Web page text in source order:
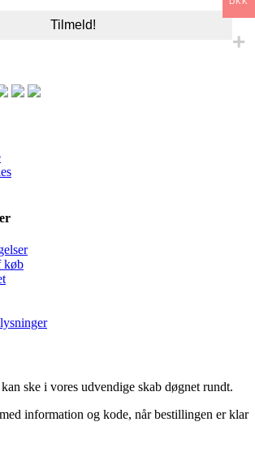
køb
ske i vores udvendige skab døgnet rundt.
information og kode, når bestillingen er klar